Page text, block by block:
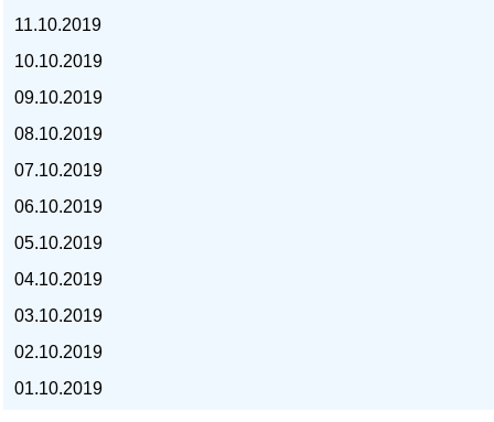
курс евро, курс рубля -
11.10.2019
10.10.2019
09.10.2019
08.10.2019
07.10.2019
06.10.2019
05.10.2019
04.10.2019
03.10.2019
02.10.2019
01.10.2019